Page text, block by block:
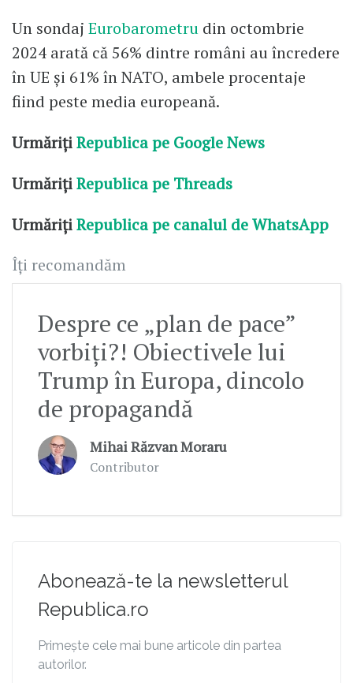
Un sondaj Eurobarometru din octombrie
2024 arată că 56% dintre români au încredere
în UE și 61% în NATO, ambele procentaje
fiind peste media europeană.
UrmărițiRepublica pe Google News
UrmărițiRepublica pe Threads
UrmărițiRepublica pe canalul de WhatsApp
Îți recomandăm
Despre ce „plan de pace”
vorbiți?! Obiectivele lui
Trump în Europa, dincolo
de propagandă
Mihai Răzvan Moraru
Contributor
Abonează-te la newsletterul
Republica.ro
Primește cele mai bune articole din partea
autorilor.